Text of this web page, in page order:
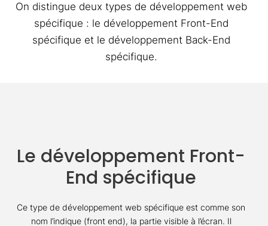
On distingue deux types de développement web
spécifique : le développement Front-End
spécifique et le développement Back-End
spécifique.
Le développement Front-
End spécifique
Ce type de développement web spécifique est comme son
nom l’indique (front end), la partie visible à l’écran. Il